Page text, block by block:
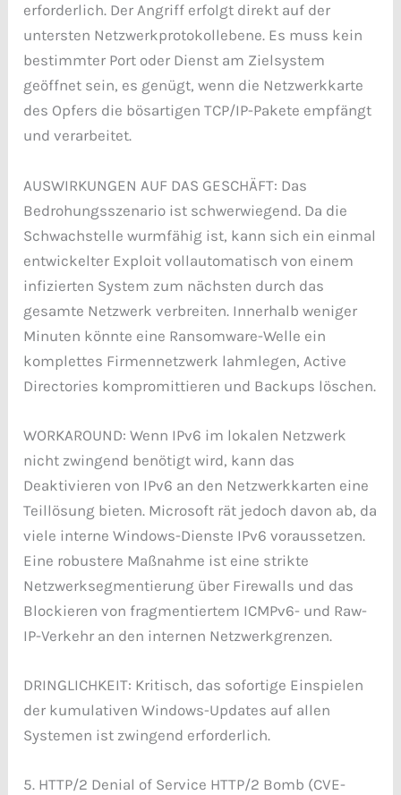
erforderlich. Der Angriff erfolgt direkt auf der
untersten Netzwerkprotokollebene. Es muss kein
bestimmter Port oder Dienst am Zielsystem
geöffnet sein, es genügt, wenn die Netzwerkkarte
des Opfers die bösartigen TCP/IP-Pakete empfängt
und verarbeitet.
AUSWIRKUNGEN AUF DAS GESCHÄFT: Das
Bedrohungsszenario ist schwerwiegend. Da die
Schwachstelle wurmfähig ist, kann sich ein einmal
entwickelter Exploit vollautomatisch von einem
infizierten System zum nächsten durch das
gesamte Netzwerk verbreiten. Innerhalb weniger
Minuten könnte eine Ransomware-Welle ein
komplettes Firmennetzwerk lahmlegen, Active
Directories kompromittieren und Backups löschen.
WORKAROUND: Wenn IPv6 im lokalen Netzwerk
nicht zwingend benötigt wird, kann das
Deaktivieren von IPv6 an den Netzwerkkarten eine
Teillösung bieten. Microsoft rät jedoch davon ab, da
viele interne Windows-Dienste IPv6 voraussetzen.
Eine robustere Maßnahme ist eine strikte
Netzwerksegmentierung über Firewalls und das
Blockieren von fragmentiertem ICMPv6- und Raw-
IP-Verkehr an den internen Netzwerkgrenzen.
DRINGLICHKEIT: Kritisch, das sofortige Einspielen
der kumulativen Windows-Updates auf allen
Systemen ist zwingend erforderlich.
5. HTTP/2 Denial of Service HTTP/2 Bomb (CVE-